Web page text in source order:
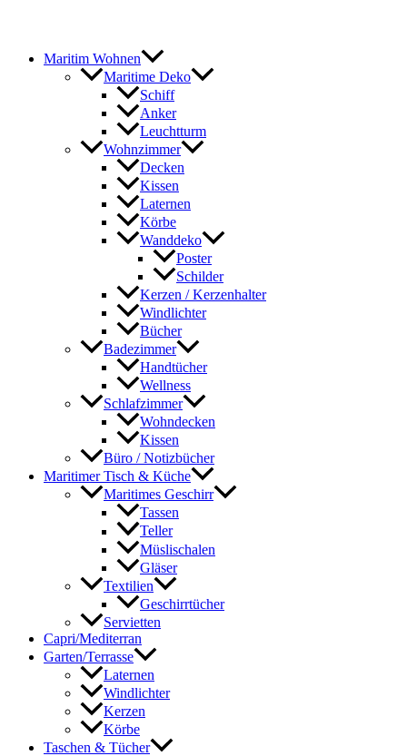
Maritim Wohnen
Maritime Deko
Schiff
Anker
Leuchtturm
Wohnzimmer
Decken
Kissen
Laternen
Körbe
Wanddeko
Poster
Schilder
Kerzen / Kerzenhalter
Windlichter
Bücher
Badezimmer
Handtücher
Wellness
Schlafzimmer
Wohndecken
Kissen
Büro / Notizbücher
Maritimer Tisch & Küche
Maritimes Geschirr
Tassen
Teller
Müslischalen
Gläser
Textilien
Geschirrtücher
Servietten
Capri/Mediterran
Garten/Terrasse
Laternen
Windlichter
Kerzen
Körbe
Taschen & Tücher